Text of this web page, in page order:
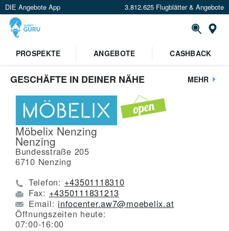
DIE Angebote App 3.812.625 Flugblätter & Angebote
PROSPEKTE
ANGEBOTE CASHBACK
GESCHÄFTE IN DEINER NÄHE MEHR
Möbelix Nenzing
Nenzing
Bundesstraße 205
6710 Nenzing
Telefon: +43501118310
Fax: +4350111831213
Email: infocenter.aw7@moebelix.at
Öffnungszeiten heute:
07:00-16:00